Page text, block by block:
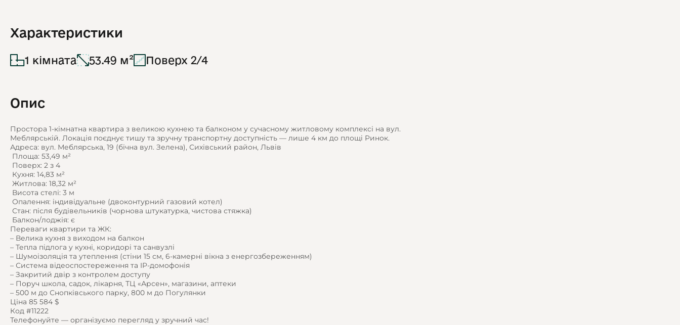
Характеристики
1 кімната 53.49 м² Поверх 2/4
Опис
Простора 1-кімнатна квартира з великою кухнею та балконом у сучасному житловому комплексі на вул.
Меблярській. Локація поєднує тишу та зручну транспортну доступність — лише 4 км до площі Ринок.
Адреса: вул. Меблярська, 19 (бічна вул. Зелена), Сихівський район, Львів
️ Площа: 53,49 м²
️ Поверх: 2 з 4
️ Кухня: 14,83 м²
️ Житлова: 18,32 м²
️ Висота стелі: 3 м
️ Опалення: індивідуальне (двоконтурний газовий котел)
️ Стан: після будівельників (чорнова штукатурка, чистова стяжка)
️ Балкон/лоджія: є
Переваги квартири та ЖК:
– Велика кухня з виходом на балкон
– Тепла підлога у кухні, коридорі та санвузлі
– Шумоізоляція та утеплення (стіни 15 см, 6-камерні вікна з енергозбереженням)
– Система відеоспостереження та IP-домофонія
– Закритий двір з контролем доступу
– Поруч школа, садок, лікарня, ТЦ «Арсен», магазини, аптеки
– 500 м до Снопківського парку, 800 м до Погулянки
Ціна 85 584 $
Код #11222
Телефонуйте — організуємо перегляд у зручний час!